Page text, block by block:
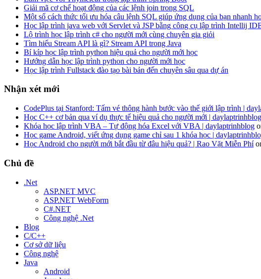
Giải mã cơ chế hoạt động của các lệnh join trong SQL
Một số cách thức tối ưu hóa câu lệnh SQL giúp ứng dụng của bạn nhanh
Học lập trình java web với Servlet và JSP bằng công cụ lập trình Intellij
Lộ trình học lập trình c# cho người mới cùng chuyên gia giỏi
Tìm hiểu Stream API là gì? Stream API trong Java
Bí kíp học lập trình python hiệu quả cho người mới học
Hướng dẫn học lập trình python cho người mới học
Học lập trình Fullstack đào tạo bài bản đến chuyên sâu qua dự án
Nhận xét mới
CodePlus tại Stanford: Tấm vé thông hành bước vào thế giới lập trình |
Học C++ cơ bản qua ví dụ thực tế hiệu quả cho người mới | daylaptrinhblog
Khóa học lập trình VBA – Tự động hóa Excel với VBA | daylaptrinhblog
Học game Android, viết ứng dụng game chỉ sau 1 khóa học |
Học Android cho người mới bắt đầu từ đâu hiệu quả? | Rao Vặt Miễn Phí
Chủ đề
.Net
ASP.NET MVC
ASP.NET WebForm
C#.NET
Công nghệ .Net
Blog
C/C++
Cơ sở dữ liệu
Công nghệ
Java
Android